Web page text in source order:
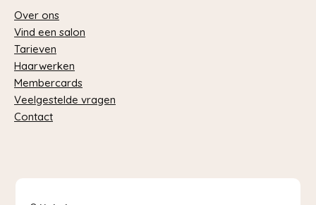
Over ons
Vind een salon
Tarieven
Haarwerken
Membercards
Veelgestelde vragen
Contact